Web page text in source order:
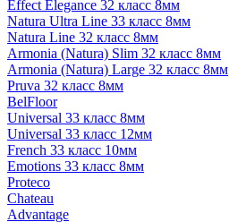
Effect Elegance 32 класс 8мм
Natura Ultra Line 33 класс 8мм
Natura Line 32 класс 8мм
Armonia (Natura) Slim 32 класс 8мм
Armonia (Natura) Large 32 класс 8мм
Pruva 32 класс 8мм
BelFloor
Universal 33 класс 8мм
Universal 33 класс 12мм
French 33 класс 10мм
Emotions 33 класс 8мм
Proteco
Chateau
Advantage